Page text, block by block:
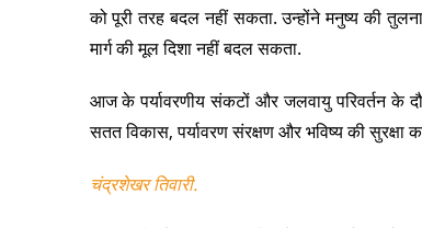
को पूरी तरह बदल नहीं सकता. उन्होंने मनुष्य की
मार्ग की मूल दिशा नहीं बदल सकता.
आज के पर्यावरणीय संकटों और जलवायु परिवर्तन के
सतत विकास, पर्यावरण संरक्षण और भविष्य की सुरक्षा
चंद्रशेखर तिवारी.